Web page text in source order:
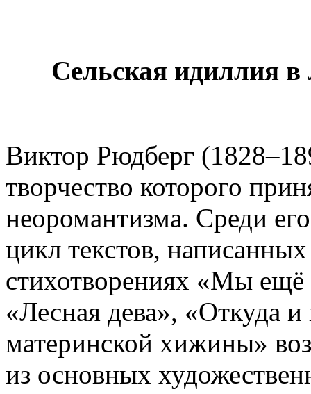
Сельская идиллия
Виктор Рюдберг
творчество которого
неоромантизма. Среди
цикл текстов,
стихотворениях «Мы
«Лесная дева», «Откуда
материнской хижины»
из основных